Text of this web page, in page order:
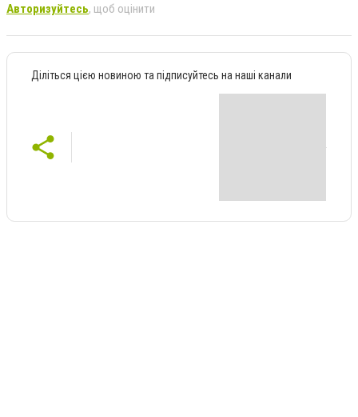
Авторизуйтесь, щоб оцінити
Діліться цією новиною та підписуйтесь на наші канали